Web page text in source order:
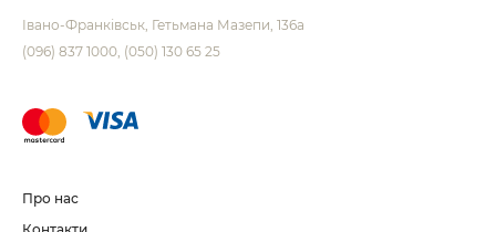
Івано-Франківськ Гетьмана Мазепи, 136а
(096) 837 1000 (050) 130 65 25
Про нас